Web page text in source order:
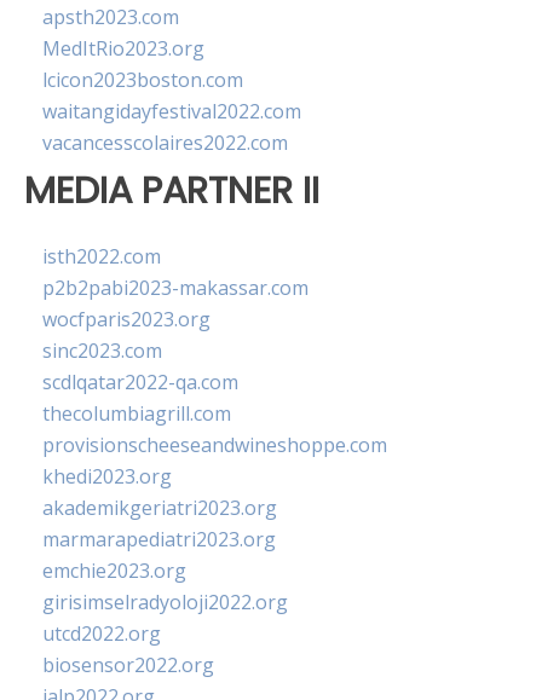
apsth2023.com
MedItRio2023.org
lcicon2023boston.com
waitangidayfestival2022.com
vacancesscolaires2022.com
MEDIA PARTNER II
isth2022.com
p2b2pabi2023-makassar.com
wocfparis2023.org
sinc2023.com
scdlqatar2022-qa.com
thecolumbiagrill.com
provisionscheeseandwineshoppe.com
khedi2023.org
akademikgeriatri2023.org
marmarapediatri2023.org
emchie2023.org
girisimselradyoloji2022.org
utcd2022.org
biosensor2022.org